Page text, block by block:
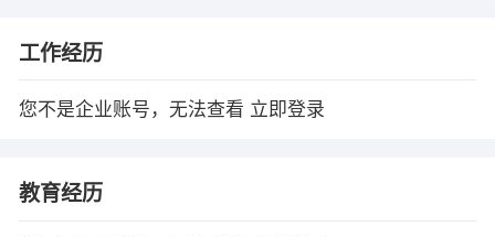
工作经历
您不是企业账号，无法查看 立即登录
教育经历